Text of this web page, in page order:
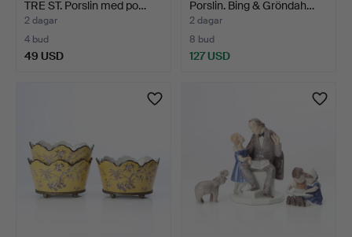
TRE ST. Porslin med po…
2 dagar
4 bud
49 USD
Porslin. Bing & Gröndah…
2 dagar
8 bud
127 USD